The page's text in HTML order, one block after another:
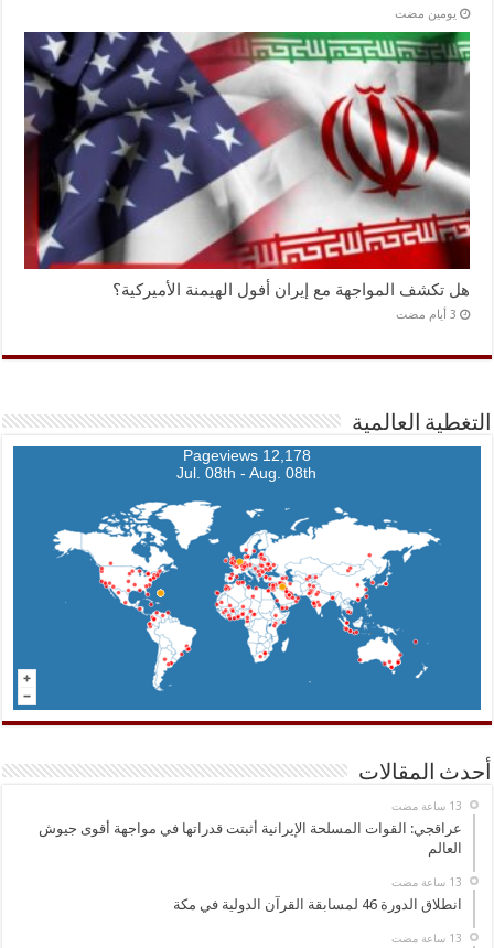
‏يومين مضت
هل تكشف المواجهة مع إيران أفول الهيمنة الأميركية؟
التغطية العالمية
12,178 Pageviews
Jul. 08th - Aug. 08th
أحدث المقالات
عراقجي: القوات المسلحة الإيرانية أثبتت قدراتها في مواجهة أقوى جيوش
العالم
انطلاق الدورة 46 لمسابقة القرآن الدولية في مكة